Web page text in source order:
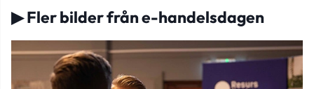
▶Fler bilder från e-handelsdagen